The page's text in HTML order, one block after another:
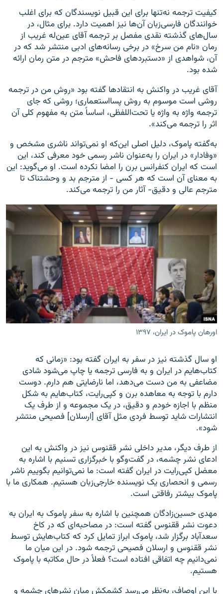
کیفیت ترجمه نه‌تنها برای این قبیل نویسندگان که برای اغلب
خوانندگان فارسی‌زبان آن‌ها نیز اهمیت دارد. برای مثال، در
سال‌های گذشته نقدی مفصل بر ترجمه آقای عین‌له غریب از
رمان «نام من سرخ» در برخی رسانه‌های ادبی منتشر شد که در
آن، شواهدی از «دستبردهای فاحش» مترجم در متن رمان ارائه
شده بود.
آقای غریب در واکنش به انتقادها گفته بود «روش من در ترجمه
روشی است موسوم به روش پسااستعماری؛ روشی که جای
ترجمه واژه به واژه یا تحت‌اللفظی، اساساً متن به مفهوم کلی آن
اثر را ترجمه می‌کند».
به‌گفته‌ پاموک، دلیل اصلی این‌که او نمی‌تواند ناشری مشخص و
«وفادار» در ایران را به‌عنوان ناشر رسمی خود معرفی کند، این
است که ایران کنفرانس برن را امضا نکرده است. او می‌گوید: این
به معنای آن است که هر کسی - از مترجم بد و وحشتناک تا
مترجم عالی و دقیق- آثار من را ترجمه می‌کند.
اورهان پاموک در ایران، ۱۳۹۷
​او سال گذشته نیز در سفر به ایران گفته بود: «زمانی که
کتاب‌هایم در ایران و به فارسی ترجمه یا چاپ می‌شود شادی
مضاعفی به من دست می‌دهد، اما نارضایتی هم دارم. دوست
دارم با توجه به معاهده برن و کپی‌رایت، کتاب‌هایم به شکل
منظم با اجازه خودم و دقیق، در یک مجموعه و از طرف یک
انتشارات شاید توسط فردی مثل آقای [ارسلان] فصیحی منتشر
شود».
از طرف دیگر، مدیر داخلی نشر ققنوس نیز در واکنش به این
ادعای نشر چشمه، در گفت‌وگو با خبرگزاری تسنیم با اشاره به
معضل کپی‌رایت در ایران گفته است: ما نمی‌توانیم بگوییم ناشر
رسمی و انحصاری یک نویسنده خارجی‌زبان هستیم. همکاری ما با
پاموک بیشتر رفاقتی است.
مهدی حسین‌زادگان همچنین با اشاره به سفر پاموک به ایران به
دعوت نشر ققنوس گفته است: در مصاحبه‌ای که در کاخ
سعدآباد برگزار شد،‌ پاموک ابراز تمایل کرد که کتاب‌هایش توسط
نشر ققنوس و ارسلان فصیحی ترجمه شود. در این میان ما
نمی‌دانیم چه اتفاقی افتاده است؟ فعلاً در حال مکاتبه با پاموک
هستیم.
با این اوصاف، به‌نظر می‌رسد کشمکش میان نشرهای چشمه و